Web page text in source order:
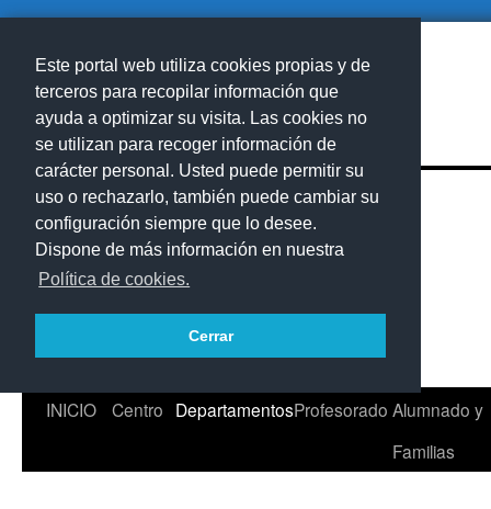
Este portal web utiliza cookies propias y de
terceros para recopilar información que
ayuda a optimizar su visita. Las cookies no
se utilizan para recoger información de
carácter personal. Usted puede permitir su
uso o rechazarlo, también puede cambiar su
configuración siempre que lo desee.
Dispone de más información en nuestra
Política de cookies.
Cerrar
Saltar
INICIO Centro DepartamentosProfesorado Alumnado y
Familias